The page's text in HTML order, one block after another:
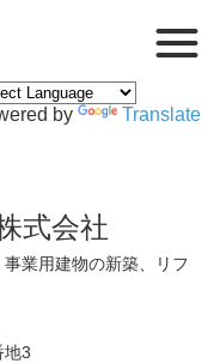
by Translate
式会社
業用建物の新築、リフ
地3